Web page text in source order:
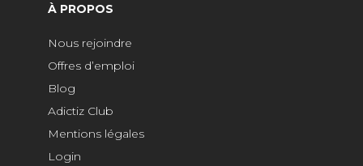
À PROPOS
Nous rejoindre
Offres d’emploi
Blog
Adictiz Club
Mentions légales
Login